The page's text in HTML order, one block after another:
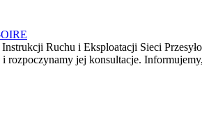
Ruchu i Eksploatacji Sieci
jej konsultacje.